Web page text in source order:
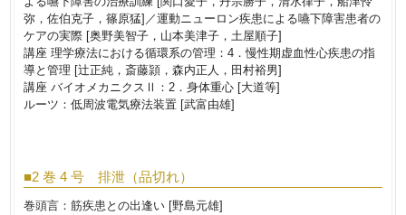
弥，佐伯克子，篠原猛]／運動ニューロン疾患による嚥下障害患者の
ケアの実際 [奥野美智子，山本美津子，土屋順子]
講座 理学療法における循環系の管理：4．慢性期虚血性心疾患の指
導と管理 [辻正純，斎藤頴，森内正人，田村裕男]
講座 バイオメカニクスⅡ：2．身体重心 [大道等]
ルーツ：低周波電気療法装置 [武富由雄]
■2 巻 4 号 排泄（品切れ）
巻頭言：筋疾患との出逢い [野島元雄]